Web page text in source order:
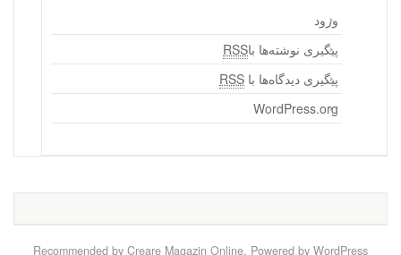
ورود
پیگیری نوشته‌ها باRSS
پیگیری دیدگاه‌ها با RSS
WordPress.org
Recommended by Creare Magazin Online. Powered by WordPress